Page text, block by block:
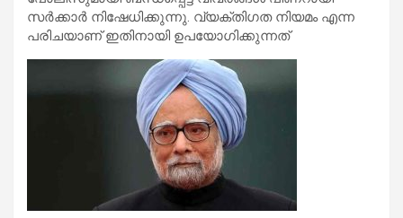
സര്‍ക്കാര്‍ നിഷേധിക്കുന്നു. വ്യക്തിഗത നിയമം എന്ന
പരിചയാണ് ഇതിനായി ഉപയോഗിക്കുന്നത്